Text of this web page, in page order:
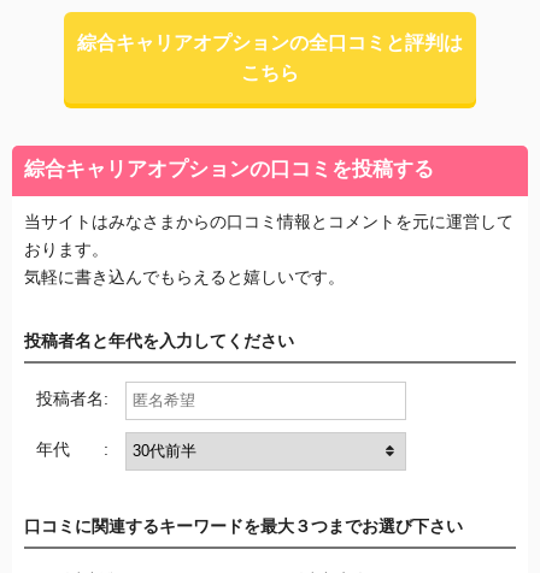
綜合キャリアオプションの全口コミと評判は
こちら
綜合キャリアオプションの口コミを投稿する
当サイトはみなさまからの口コミ情報とコメントを元に運営して
おります。
気軽に書き込んでもらえると嬉しいです。
投稿者名と年代を入力してください
投稿者名:
年代 :
口コミに関連するキーワードを最大３つまでお選び下さい